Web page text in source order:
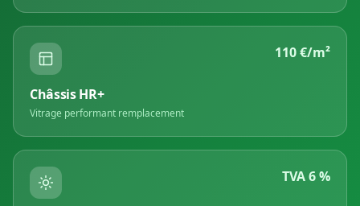
110 €/m²
Châssis HR+
Vitrage performant remplacement
TVA 6 %